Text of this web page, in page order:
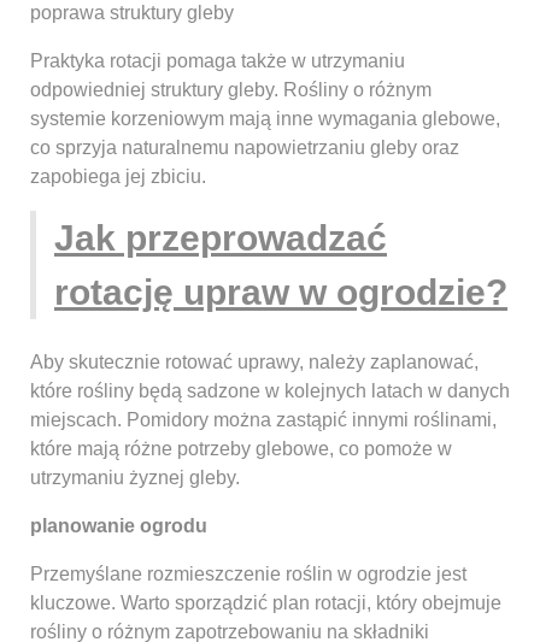
poprawa struktury gleby
Praktyka rotacji pomaga także w utrzymaniu
odpowiedniej struktury gleby. Rośliny o różnym
systemie korzeniowym mają inne wymagania glebowe,
co sprzyja naturalnemu napowietrzaniu gleby oraz
zapobiega jej zbiciu.
Jak przeprowadzać
rotację upraw w ogrodzie?
Aby skutecznie rotować uprawy, należy zaplanować,
które rośliny będą sadzone w kolejnych latach w danych
miejscach. Pomidory można zastąpić innymi roślinami,
które mają różne potrzeby glebowe, co pomoże w
utrzymaniu żyznej gleby.
planowanie ogrodu
Przemyślane rozmieszczenie roślin w ogrodzie jest
kluczowe. Warto sporządzić plan rotacji, który obejmuje
rośliny o różnym zapotrzebowaniu na składniki